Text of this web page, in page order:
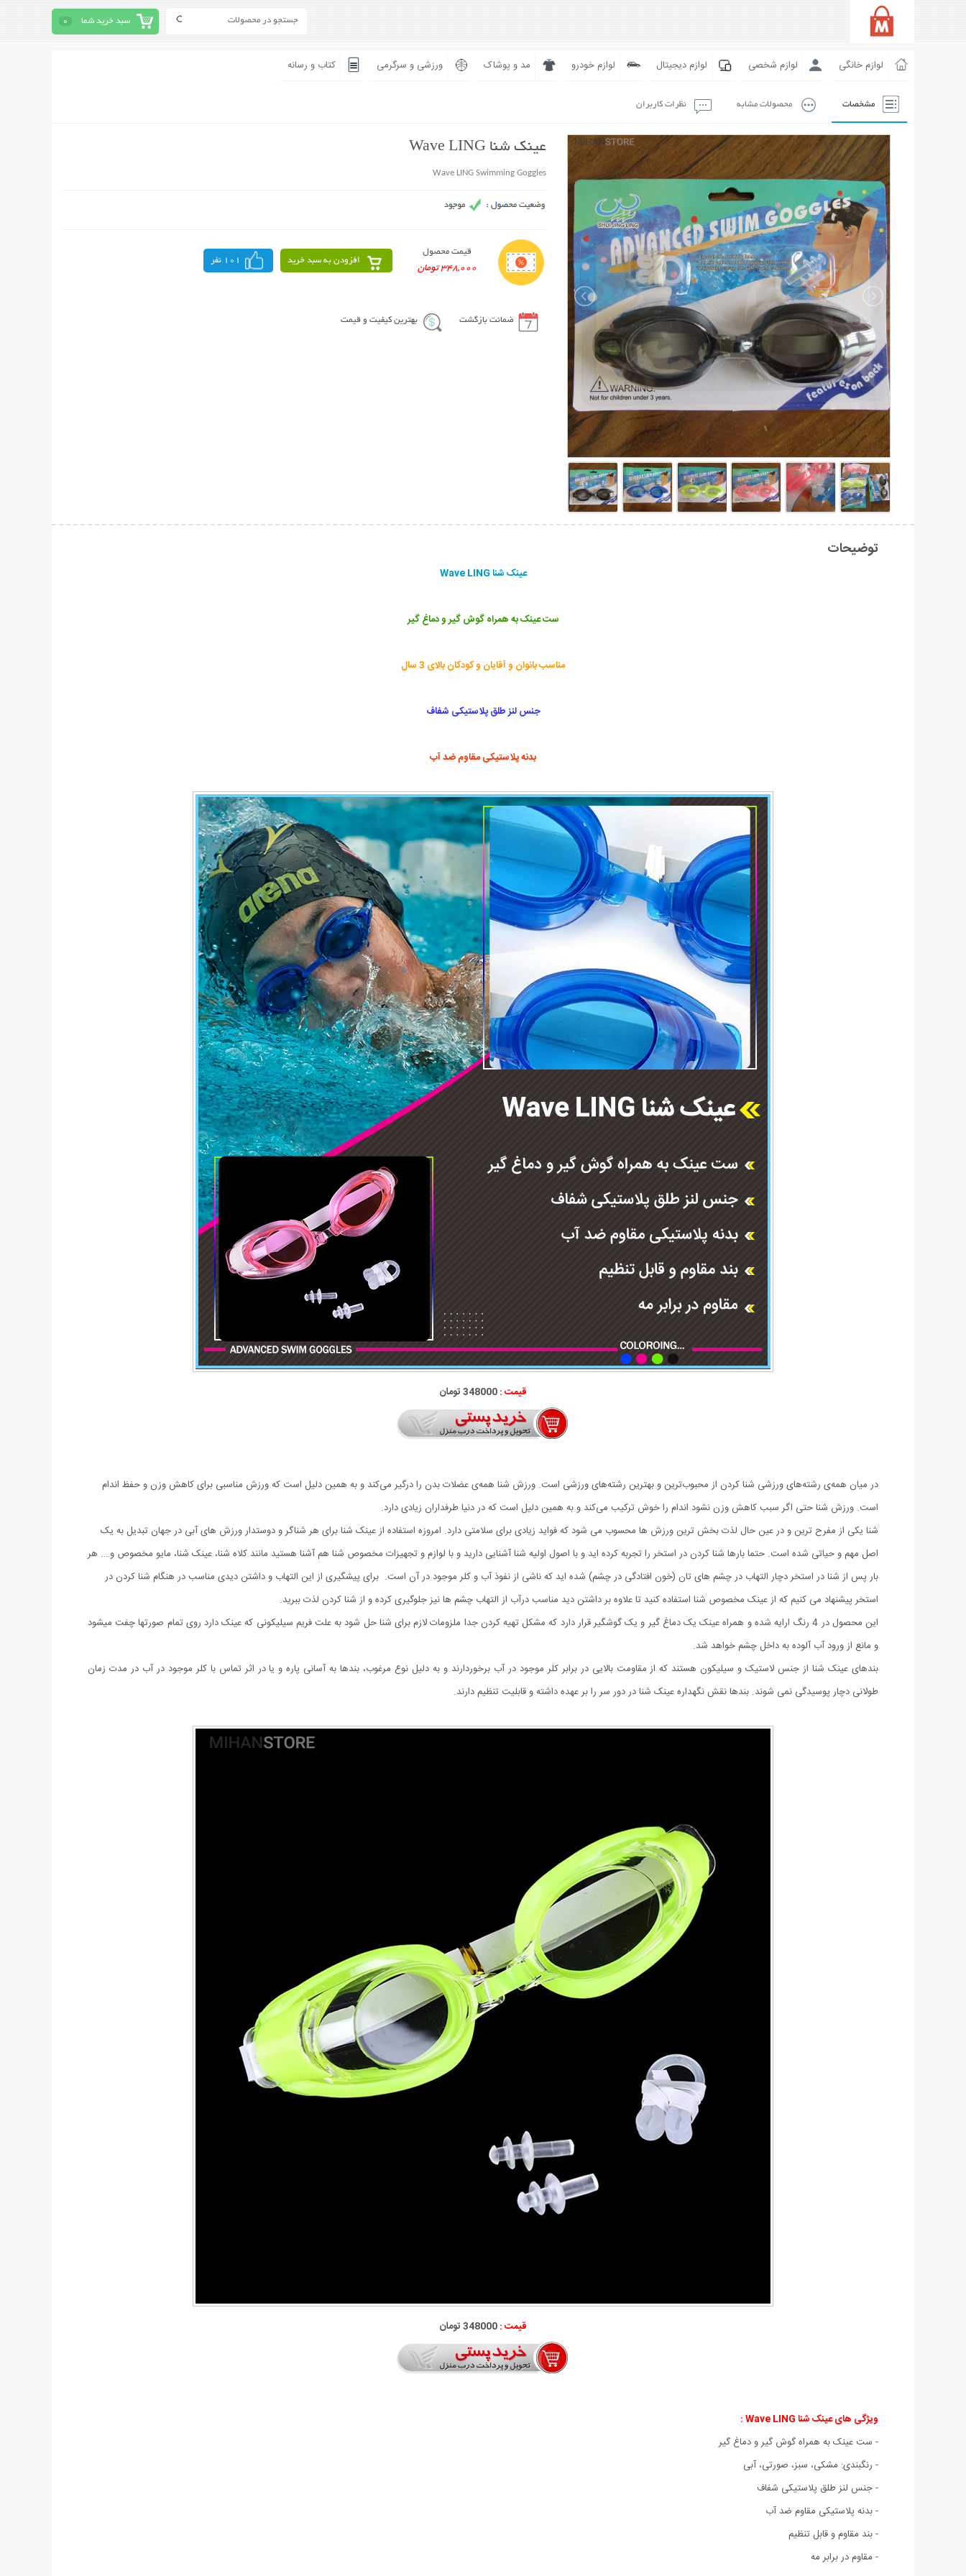
سبد خرید شما 0
لوازم خانگی لوازم شخصی لوازم دیجیتال لوازم خودرو مد و پوشاک ورزشی و سرگرمی کتاب و رسانه
مشخصات محصولات مشابه نظرات کاربران
عینک شنا Wave LING
Wave LING Swimming Goggles
قیمت محصول
348,000 تومان
افزودن به سبد خرید 101 نفر
ضمانت بازگشت بهترین کیفیت و قیمت
توضیحات
عینک شنا Wave LING
ست عینک به همراه گوش گیر و دماغ گیر
مناسب بانوان و آقایان و کودکان بالای 3 سال
جنس لنز طلق پلاستیکی شفاف
بدنه پلاستیکی مقاوم ضد آب
قیمت :348000 تومان
در میان همه‌ی رشته‌های ورزشی شنا کردن از محبوب‌ترین و بهترین رشته‌های ورزشی است. ورزش شنا همه‌ی عضلات بدن را درگیر می‌کند و به همین دلیل است که ورزش مناسبی برای کاهش وزن و حفظ اندام
است. ورزش شنا حتی اگر سبب کاهش وزن نشود اندام را خوش ترکیب می‌کند و به همین دلیل است که در دنیا طرفداران زیادی دارد.
شنا یکی از مفرح ترین و در عین حال لذت بخش ترین ورزش ها محسوب می شود که فواید زیادی برای سلامتی دارد. امروزه استفاده از عینک شنا برای هر شناگر و دوستدار ورزش های آبی در جهان تبدیل به یک
اصل مهم و حیاتی شده است. حتما بارها شنا کردن در استخر را تجربه کرده اید و با اصول اولیه شنا آشنایی دارید و با لوازم و تجهیزات مخصوص شنا هم آشنا هستید مانند کلاه شنا، عینک شنا، مایو مخصوص و…. هر
بار پس از شنا در استخر دچار التهاب در چشم های تان (خون افتادگی در چشم) شده اید که ناشی از نفوذ آب و کلر موجود در آن است. برای پیشگیری از این التهاب و داشتن دیدی مناسب در هنگام شنا کردن در
استخر پیشنهاد می کنیم که از عینک مخصوص شنا استفاده کنید تا علاوه بر داشتن دید مناسب درآب از التهاب چشم ها نیز جلوگیری کرده و از شنا کردن لذت ببرید.
این محصول در 4 رنگ ارایه شده و همراه عینک یک دماغ گیر و یک گوشگیر قرار دارد که مشکل تهیه کردن جدا ملزومات لازم برای شنا حل شود به علت فریم سیلیکونی که عینک دارد روی تمام صورتها چفت میشود
و مانع از ورود آب آلوده به داخل چشم خواهد شد.
بندهای عینک شنا از جنس لاستیک و سیلیکون هستند که از مقاومت بالایی در برابر کلر موجود در آب برخوردارند و به دلیل نوع مرغوب، بندها به آسانی پاره و یا در اثر تماس با کلر موجود در آب در مدت زمان
طولانی دچار پوسیدگی نمی شوند. بندها نقش نگهداره عینک شنا در دور سر را بر عهده داشته و قابلیت تنظیم دارند.
قیمت :348000 تومان
ویژگی های عینک شنا Wave LING
:
- ست عینک به همراه گوش گیر و دماغ گیر
- رنگبندی: مشکی، سبز، صورتی، آبی
- جنس لنز طلق پلاستیکی شفاف
- بدنه پلاستیکی مقاوم ضد آب
- بند مقاوم و قابل تنظیم
- مقاوم در برابر مه